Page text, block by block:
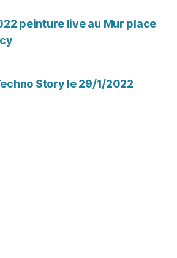
peinture live au Mur place
Story le 29/1/2022